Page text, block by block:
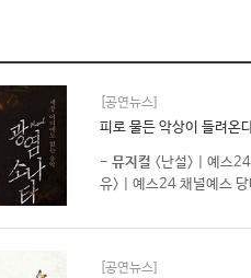
[공연뉴스]
피로 물든 악상이 들려온
- 뮤지컬 <난설> | 예스
유> | 예스24 채널예스
[공연뉴스]